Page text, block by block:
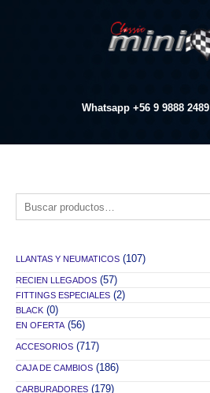
Whatsapp +56 9 9888 2489
Buscar por:
LLANTAS Y NEUMATICOS (107)
RECIEN LLEGADOS (57)
FITTINGS ESPECIALES (2)
BLACK (0)
EN OFERTA (56)
ACCESORIOS (717)
CAJA DE CAMBIOS (186)
CARBURADORES (179)